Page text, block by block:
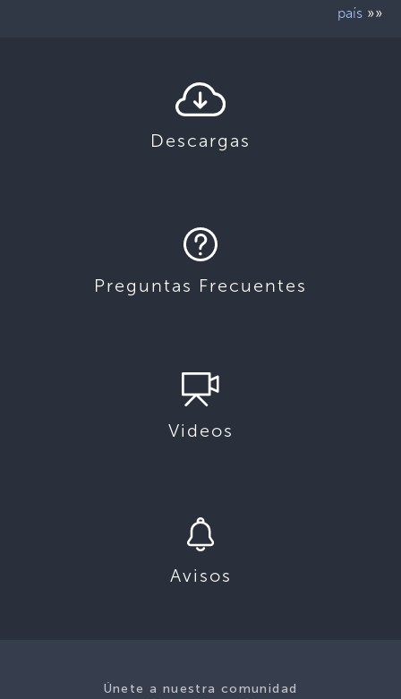
país »»
Descargas
Preguntas Frecuentes
Videos
Avisos
Únete a nuestra comunidad